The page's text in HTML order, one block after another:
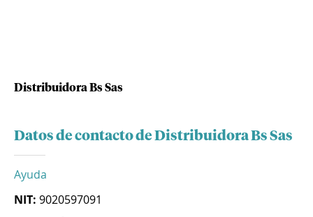
Distribuidora Bs Sas
Datos de contacto de Distribuidora Bs Sas
Ayuda
NIT: 9020597091